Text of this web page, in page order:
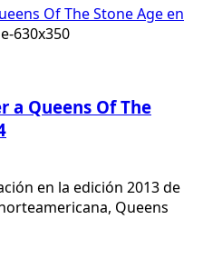
Of The Stone Age en
a Queens Of The
en la edición 2013 de
Queens